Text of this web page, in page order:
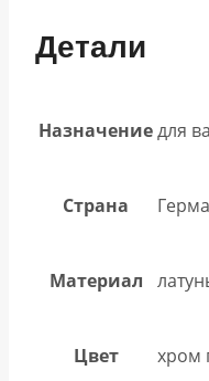
Детали
Назначениедля
Страна
Материал
Цвет хром